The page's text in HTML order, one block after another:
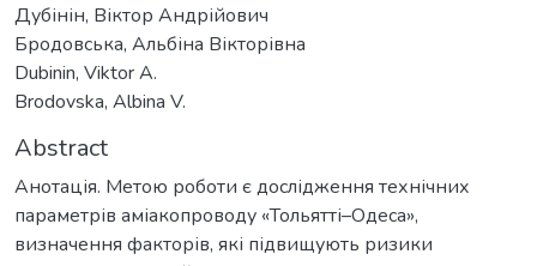
Дубінін, Віктор Андрійович
Бродовська, Альбіна Вікторівна
Dubinin, Viktor A.
Brodovska, Albina V.
Abstract
Анотація. Метою роботи є дослідження технічних
параметрів аміакопроводу «Тольятті–Одеса»,
визначення факторів, які підвищують ризики